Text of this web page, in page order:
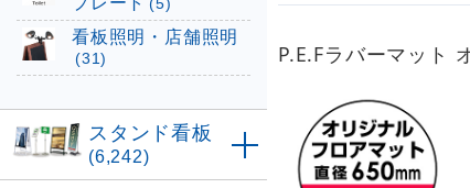
P.E.Fラバーマット
看板照明・店舗照明
(31)
スタンド看板
(6,242)